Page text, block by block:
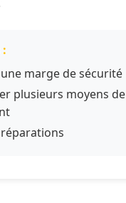
marge de sécurité
plusieurs moyens de